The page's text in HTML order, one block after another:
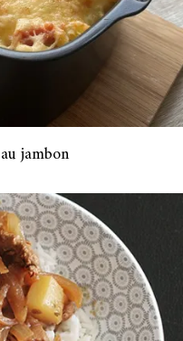
jambon